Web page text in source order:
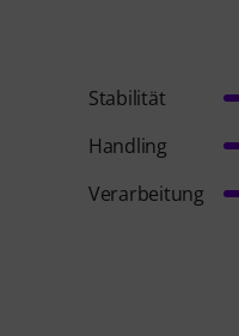
Stabilität
Handling
Verarbeitung